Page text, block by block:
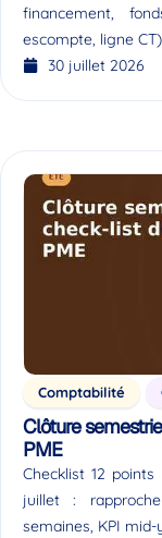
financement,
escompte, ligne
30 juillet 2026
Comptabilité
Clôture
PME
Checklist 12
juillet :
semaines, KPI mid-